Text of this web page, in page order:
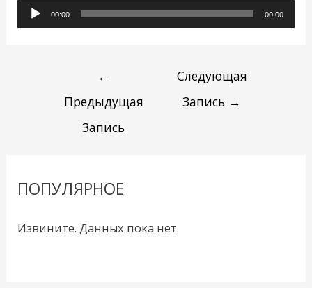
Аудиоплеер
00:00 00:00
←
Предыдущая
Запись
Следующая
Запись →
ПОПУЛЯРНОЕ
Извините. Данных пока нет.